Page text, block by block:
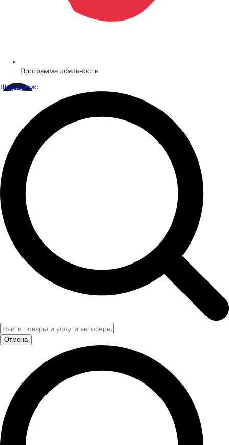
Программа лояльности
Шинсервис
Отмена